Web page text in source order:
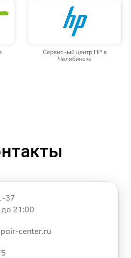
Сервисный центр HP в
Челябинске
37
21:00
center.ru